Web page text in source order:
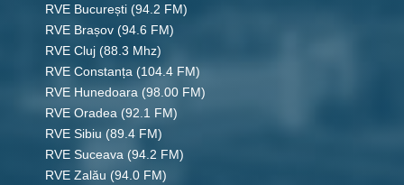
RVE București (94.2 FM)
RVE Brașov (94.6 FM)
RVE Cluj (88.3 Mhz)
RVE Constanța (104.4 FM)
RVE Hunedoara (98.00 FM)
RVE Oradea (92.1 FM)
RVE Sibiu (89.4 FM)
RVE Suceava (94.2 FM)
RVE Zalău (94.0 FM)